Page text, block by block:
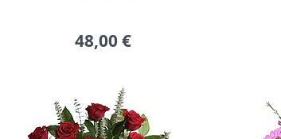
48,00 €